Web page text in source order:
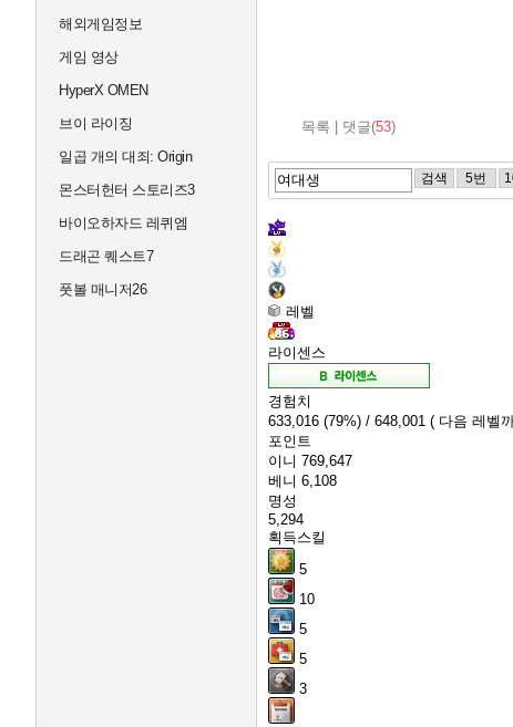
해외게임정보
게임 영상
HyperX OMEN
브이 라이징
일곱 개의 대죄: Origin
몬스터헌터 스토리즈3
바이오하자드 레퀴엠
드래곤 퀘스트7
풋볼 매니저26
목록 댓글(53)
검색 5번
레벨
라이센스
경험치
633,016 (79%) / 648,001 ( 다음 레벨
포인트
이니 769,647
베니 6,108
명성
5,294
획득스킬
5
10
5
5
3